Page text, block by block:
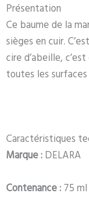
Présentation
Ce baume de la
sièges en cuir.
cire d’abeille,
toutes les
Caractéristiques
Marque :DELARA
Contenance :75 ml